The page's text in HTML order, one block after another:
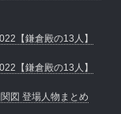
【鎌倉殿の13人】
【鎌倉殿の13人】
図 登場人物まとめ